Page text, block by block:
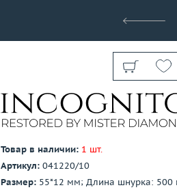
Показать все
Товар в наличии: 1 шт.
Артикул: 041220/10
Размер: 55*12 мм; Длина шнурка: 500